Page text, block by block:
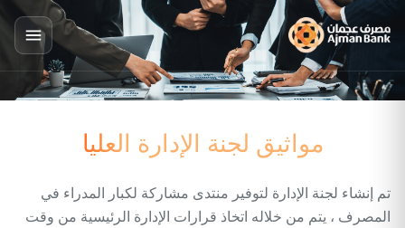
مواثيق لجنة الإدارة العليا
تم إنشاء لجنة الإدارة لتوفير منتدى مشاركة لكبار المدراء في
المصرف ، يتم من خلاله اتخاذ قرارات الإدارة الرئيسية من وقت